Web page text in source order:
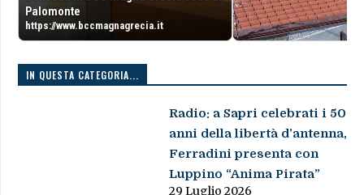
Palomonte
https://www.bccmagnagrecia.it
IN QUESTA CATEGORIA...
Radio: a Sapri celebrati i 50
anni della libertà d’antenna,
Ferradini presenta con
Luppino “Anima Pirata”
29 Luglio 2026